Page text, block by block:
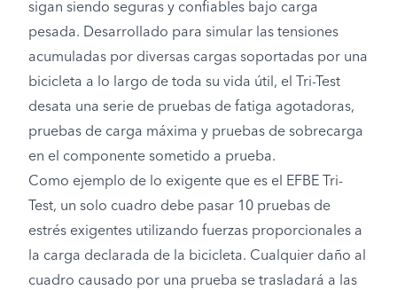
sigan siendo seguras y confiables bajo carga
pesada. Desarrollado para simular las tensiones
acumuladas por diversas cargas soportadas por una
bicicleta a lo largo de toda su vida útil, el Tri-Test
desata una serie de pruebas de fatiga agotadoras,
pruebas de carga máxima y pruebas de sobrecarga
en el componente sometido a prueba.
Como ejemplo de lo exigente que es el EFBE Tri-
Test, un solo cuadro debe pasar 10 pruebas de
estrés exigentes utilizando fuerzas proporcionales a
la carga declarada de la bicicleta. Cualquier daño al
cuadro causado por una prueba se trasladará a las